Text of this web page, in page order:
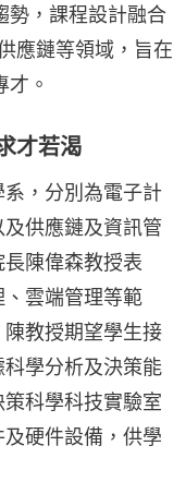
勢，課程設計融合
應鏈等領域，旨在
。
才若渴
，分別為電子計
供應鏈及資訊管
陳偉森教授表
雲端管理等範
教授期望學生接
學分析及決策能
科學科技實驗室
硬件設備，供學